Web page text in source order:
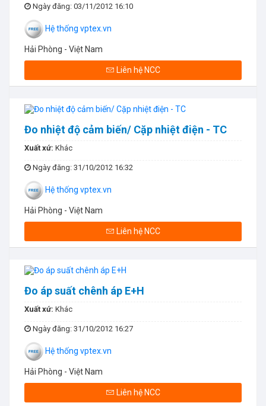
Ngày đăng: 03/11/2012 16:10
Hệ thống vptex.vn
Hải Phòng - Việt Nam
Liên hệ NCC
Đo nhiệt độ cảm biến/ Cặp nhiệt điện - TC
Xuất xứ: Khác
Ngày đăng: 31/10/2012 16:32
Hệ thống vptex.vn
Hải Phòng - Việt Nam
Liên hệ NCC
Đo áp suất chênh áp E+H
Xuất xứ: Khác
Ngày đăng: 31/10/2012 16:27
Hệ thống vptex.vn
Hải Phòng - Việt Nam
Liên hệ NCC